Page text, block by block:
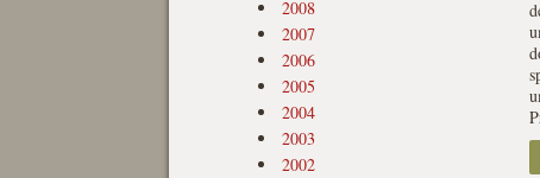
2008
2007
2006
2005
2004
2003
2002